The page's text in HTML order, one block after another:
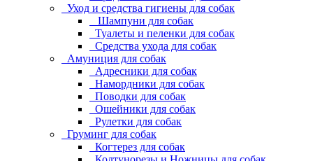
Уход и средства гигиены для собак
Шампуни для собак
Туалеты и пеленки для собак
Средства ухода для собак
Амуниция для собак
Адресники для собак
Намордники для собак
Поводки для собак
Ошейники для собак
Рулетки для собак
Груминг для собак
Когтерез для собак